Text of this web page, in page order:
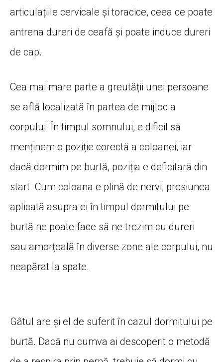
articulațiile cervicale și toracice, ceea ce poate
antrena dureri de ceafă și poate induce dureri
de cap.
Cea mai mare parte a greutății unei persoane
se află localizată în partea de mijloc a
corpului. În timpul somnului, e dificil să
menținem o poziție corectă a coloanei, iar
dacă dormim pe burtă, poziția e deficitară din
start. Cum coloana e plină de nervi, presiunea
aplicată asupra ei în timpul dormitului pe
burtă ne poate face să ne trezim cu dureri
sau amorțeală în diverse zone ale corpului, nu
neapărat la spate.
Gâtul are și el de suferit în cazul dormitului pe
burtă. Dacă nu cumva ai descoperit o metodă